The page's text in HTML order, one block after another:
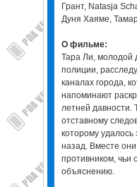
Грант, Natasja
Дуня Хаяме,
О фильме:
Тара Ли, молодой
полиции,
каналах города,
напоминают
летней давности.
отставному
которому удалось
назад. Вместе
противником, чьи
объяснению.